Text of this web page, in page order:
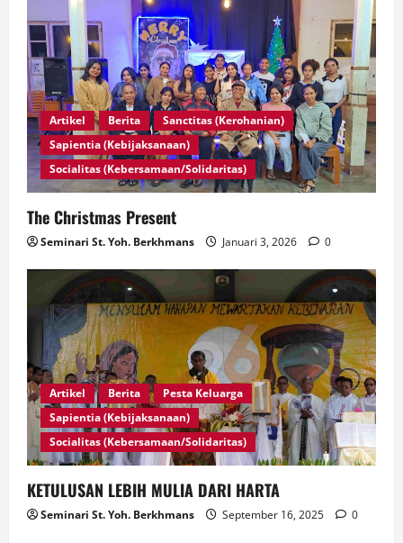
Artikel Berita
Sanctitas (Kerohanian)
Sapientia (Kebijaksanaan)
Socialitas (Kebersamaan/Solidaritas)
The Christmas Present
Seminari St. Yoh. Berkhmans Januari 3, 2026 0
Artikel Berita
Pesta Keluarga
Sapientia (Kebijaksanaan)
Socialitas (Kebersamaan/Solidaritas)
KETULUSAN LEBIH MULIA DARI HARTA
Seminari St. Yoh. Berkhmans September 16, 2025 0